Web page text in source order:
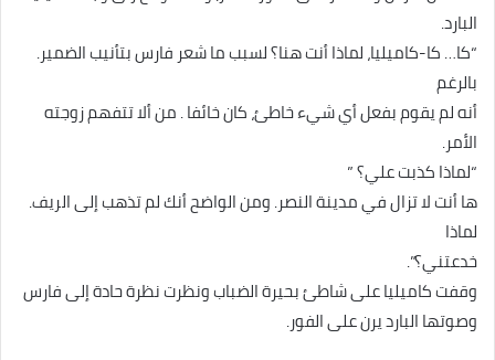
البارد.
“كا… كا-كاميليا، لماذا أنت هنا؟ لسبب ما شعر فارس بتأنيب الضمير.
بالرغم
أنه لم يقوم بفعل أي شيء خاطئ، كان خائفا . من ألا تتفهم زوجته
الأمر.
“لماذا كذبت علي؟ ”
ها أنت لا تزال في مدينة النصر. ومن الواضح أنك لم تذهب إلى الريف.
لماذا
خدعتني؟”.
وقفت كاميليا على شاطئ بحيرة الضباب ونظرت نظرة حادة إلى فارس
وصوتها البارد يرن على الفور.